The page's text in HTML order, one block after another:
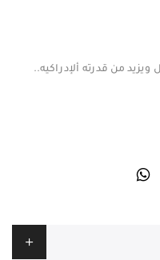
من قدرته ألإدراكيه..